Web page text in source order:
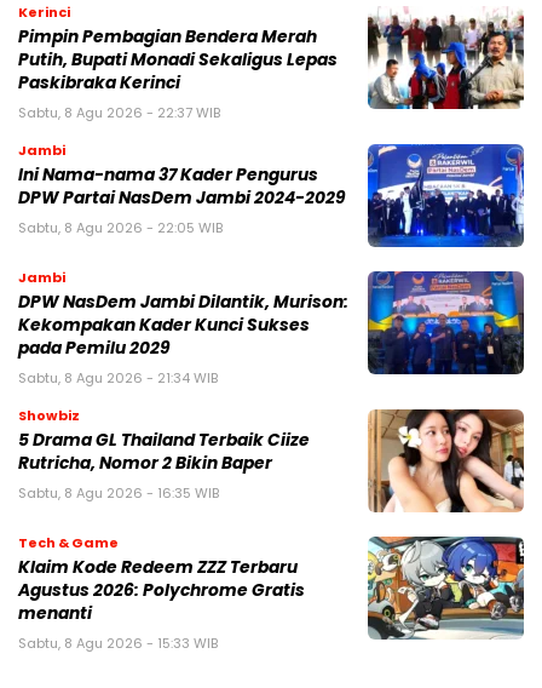
Kerinci
Pimpin Pembagian Bendera Merah
Putih, Bupati Monadi Sekaligus Lepas
Paskibraka Kerinci
Sabtu, 8 Agu 2026 - 22:37 WIB
Jambi
Ini Nama-nama 37 Kader Pengurus
DPW Partai NasDem Jambi 2024-2029
Sabtu, 8 Agu 2026 - 22:05 WIB
Jambi
DPW NasDem Jambi Dilantik, Murison:
Kekompakan Kader Kunci Sukses
pada Pemilu 2029
Sabtu, 8 Agu 2026 - 21:34 WIB
Showbiz
5 Drama GL Thailand Terbaik Ciize
Rutricha, Nomor 2 Bikin Baper
Sabtu, 8 Agu 2026 - 16:35 WIB
Tech & Game
Klaim Kode Redeem ZZZ Terbaru
Agustus 2026: Polychrome Gratis
menanti
Sabtu, 8 Agu 2026 - 15:33 WIB